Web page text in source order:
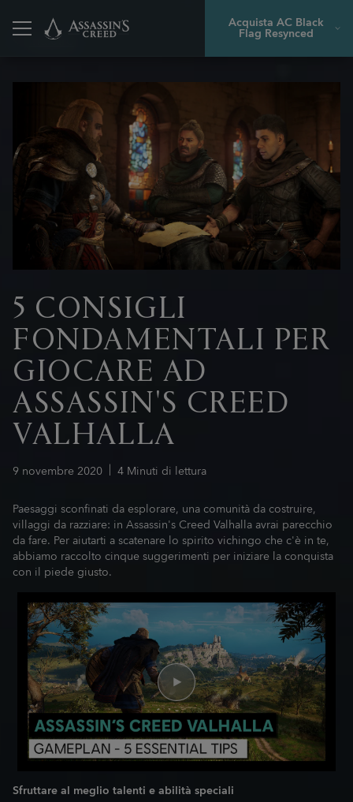
Acquista AC Black
Flag Resynced
Indietro
9 novembre 2020 4 Minuti di lettura
5 CONSIGLI
FONDAMENTALI PER
GIOCARE AD
ASSASSIN'S CREED
VALHALLA
Paesaggi sconfinati da esplorare, una comunità da costruire,
villaggi da razziare: in Assassin's Creed Valhalla avrai parecchio
da fare. Per aiutarti a scatenare lo spirito vichingo che c'è in te,
abbiamo raccolto cinque suggerimenti per iniziare la conquista
con il piede giusto.
Sfruttare al meglio talenti e abilità speciali